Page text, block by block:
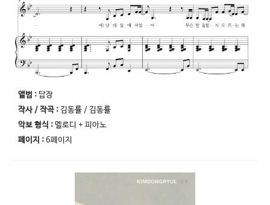
앨범 : 답장
작사 / 작곡 : 김동률 / 김동률
악보 형식 : 멜로디 + 피아노
페이지 : 6페이지